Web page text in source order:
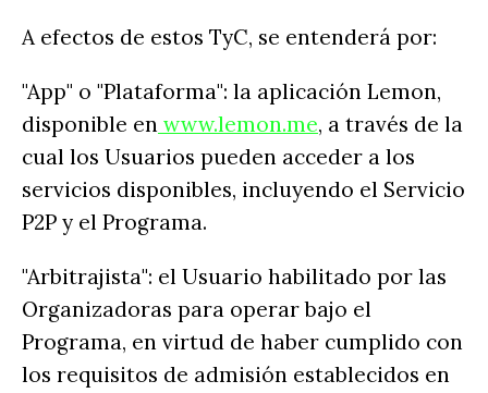
A efectos de estos TyC, se entenderá por:
"App" o "Plataforma": la aplicación Lemon,
disponible en www.lemon.me, a través de la
cual los Usuarios pueden acceder a los
servicios disponibles, incluyendo el Servicio
P2P y el Programa.
"Arbitrajista": el Usuario habilitado por las
Organizadoras para operar bajo el
Programa, en virtud de haber cumplido con
los requisitos de admisión establecidos en